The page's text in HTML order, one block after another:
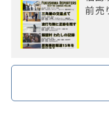
前売